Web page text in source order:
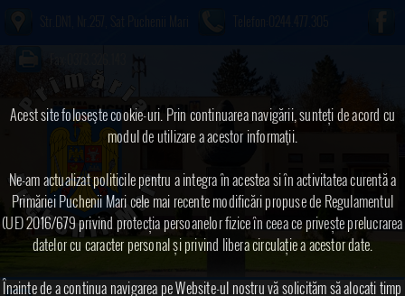
Acest site foloseşte cookie-uri. Prin continuarea navigării, sunteți de acord cu
modul de utilizare a acestor informaţii.
Ne-am actualizat politicile pentru a integra în acestea si în activitatea curentă a
Primăriei Puchenii Mari cele mai recente modificări propuse de Regulamentul
(UE) 2016/679 privind protecția persoanelor fizice în ceea ce privește prelucrarea
datelor cu caracter personal și privind libera circulație a acestor date.
Înainte de a continua navigarea pe Website-ul nostru vă solicităm să alocați timp
Telefon:0244.477.305